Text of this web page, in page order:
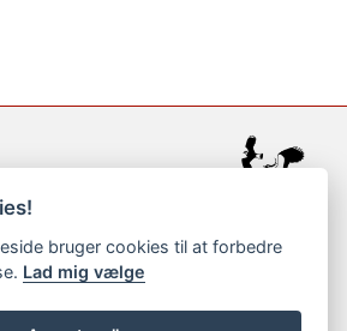
bruger cookies til at forbedre
Lad mig vælge